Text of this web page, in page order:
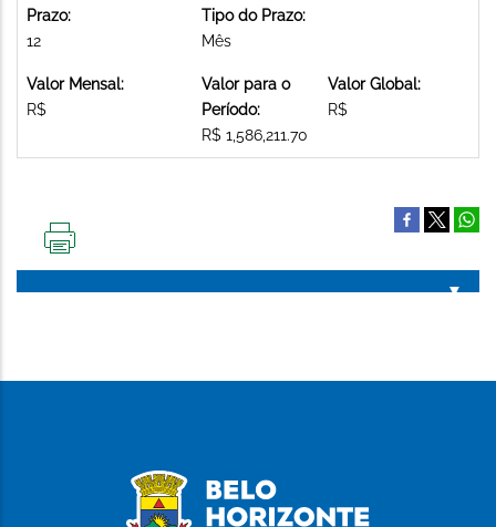
Prazo:
12
Tipo do Prazo:
Mês
Valor Mensal:
R$
Valor para o
Período:
R$ 1,586,211.70
Valor Global:
R$
PÁGINA